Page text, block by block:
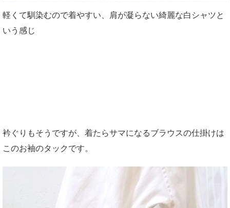
軽くて馴染むので着やすい、肩が凝らない綺麗な白シャツと
いう感じ
衿ぐりもそうですが、着たらサマになるブラウスの仕掛けは
このお袖のタックです。